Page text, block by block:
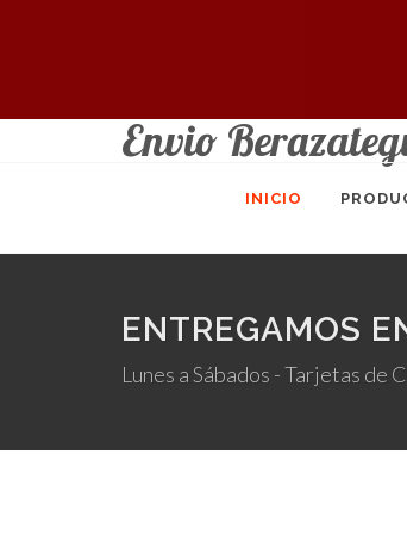
Envio
INICIO
ENTREGAMOS
Lunes a Sábados - Tarjetas de